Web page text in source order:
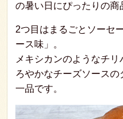
の暑い日にぴったりの商
2つ目はまるごとソーセ
ース味」。
メキシカンのようなチリ
ろやかなチーズソース
一品です。